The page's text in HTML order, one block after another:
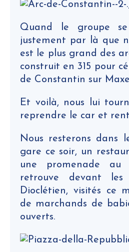
Quand le groupe se
justement par là que
est le plus grand des
construit en 315 pour
de Constantin sur
Et voilà, nous lui
reprendre le car et
Nous resterons dans
gare ce soir, un
une promenade au
retrouve devant
Dioclétien, visités ce
de marchands de
ouverts.